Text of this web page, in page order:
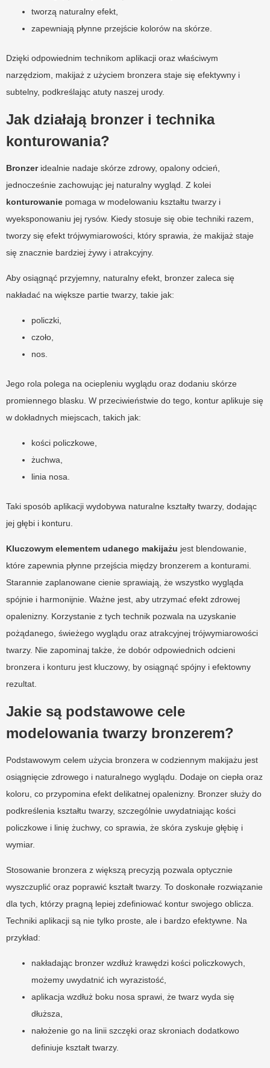
tworzą naturalny efekt,
zapewniają płynne przejście kolorów na skórze.
Dzięki odpowiednim technikom aplikacji oraz właściwym
narzędziom, makijaż z użyciem bronzera staje się efektywny i
subtelny, podkreślając atuty naszej urody.
Jak działają bronzer i technika
konturowania?
Bronzeridealnie nadaje skórze zdrowy, opalony odcień,
jednocześnie zachowując jej naturalny wygląd. Z kolei
konturowanie pomaga w modelowaniu kształtu twarzy i
wyeksponowaniu jej rysów. Kiedy stosuje się obie techniki razem,
tworzy się efekt trójwymiarowości, który sprawia, że makijaż staje
się znacznie bardziej żywy i atrakcyjny.
Aby osiągnąć przyjemny, naturalny efekt, bronzer zaleca się
nakładać na większe partie twarzy, takie jak:
policzki,
czoło,
nos.
Jego rola polega na ociepleniu wyglądu oraz dodaniu skórze
promiennego blasku. W przeciwieństwie do tego, kontur aplikuje się
w dokładnych miejscach, takich jak:
kości policzkowe,
żuchwa,
linia nosa.
Taki sposób aplikacji wydobywa naturalne kształty twarzy, dodając
jej głębi i konturu.
Kluczowym elementem udanego makijażu jest blendowanie,
które zapewnia płynne przejścia między bronzerem a konturami.
Starannie zaplanowane cienie sprawiają, że wszystko wygląda
spójnie i harmonijnie. Ważne jest, aby utrzymać efekt zdrowej
opalenizny. Korzystanie z tych technik pozwala na uzyskanie
pożądanego, świeżego wyglądu oraz atrakcyjnej trójwymiarowości
twarzy. Nie zapominaj także, że dobór odpowiednich odcieni
bronzera i konturu jest kluczowy, by osiągnąć spójny i efektowny
rezultat.
Jakie są podstawowe cele
modelowania twarzy bronzerem?
Podstawowym celem użycia bronzera w codziennym makijażu jest
osiągnięcie zdrowego i naturalnego wyglądu. Dodaje on ciepła oraz
koloru, co przypomina efekt delikatnej opalenizny. Bronzer służy do
podkreślenia kształtu twarzy, szczególnie uwydatniając kości
policzkowe i linię żuchwy, co sprawia, że skóra zyskuje głębię i
wymiar.
Stosowanie bronzera z większą precyzją pozwala optycznie
wyszczuplić oraz poprawić kształt twarzy. To doskonałe rozwiązanie
dla tych, którzy pragną lepiej zdefiniować kontur swojego oblicza.
Techniki aplikacji są nie tylko proste, ale i bardzo efektywne. Na
przykład:
nakładając bronzer wzdłuż krawędzi kości policzkowych,
możemy uwydatnić ich wyrazistość,
aplikacja wzdłuż boku nosa sprawi, że twarz wyda się
dłuższa,
nałożenie go na linii szczęki oraz skroniach dodatkowo
definiuje kształt twarzy.